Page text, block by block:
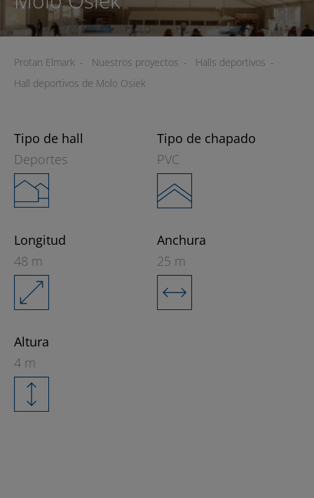
Protan Elmark - Nuestros proyectos - Halls deportivos -
Hall deportivos de Molo Osiek
Tipo de hall
Deportes
Tipo de chapado
PVC
Longitud
48 m
Anchura
25 m
Altura
4 m